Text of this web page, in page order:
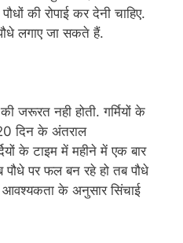
की रोपाई कर देनी चाहिए.
लगाए जा सकते हैं.
जरूरत नही होती. गर्मियों के
दिन के अंतराल
के टाइम में महीने में एक बार
पौधे पर फल बन रहे हो तब पौधे
के अनुसार सिंचाई